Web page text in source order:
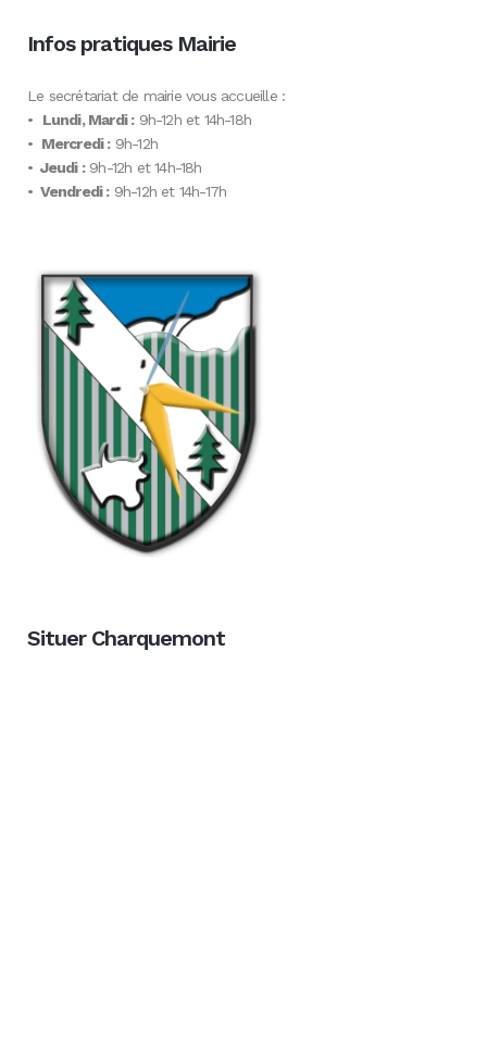
Infos pratiques Mairie
Le secrétariat de mairie vous accueille :
• Lundi, Mardi :9h-12h et 14h-18h
• Mercredi :9h-12h
• Jeudi :9h-12h et 14h-18h
• Vendredi :9h-12h et 14h-17h
Situer Charquemont